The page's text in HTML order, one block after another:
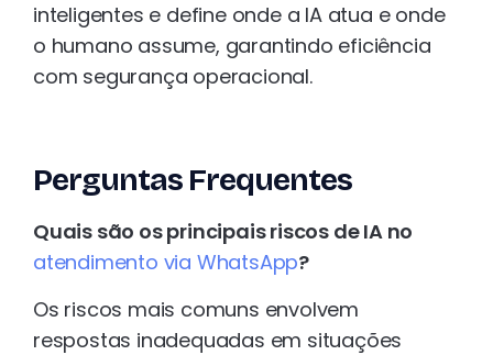
inteligentes e define onde a IA atua e onde
o humano assume, garantindo eficiência
com segurança operacional.
Perguntas Frequentes
Quais são os principais riscos de IA no
atendimento via WhatsApp?
Os riscos mais comuns envolvem
respostas inadequadas em situações